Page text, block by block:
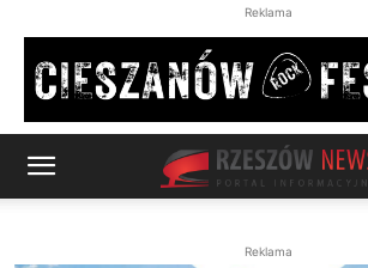
Reklama
Reklama